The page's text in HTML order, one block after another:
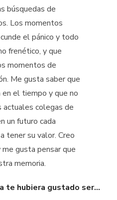
búsquedas de
Los momentos
el pánico y todo
frenético, y que
momentos de
Me gusta saber que
el tiempo y que no
colegas de
un futuro cada
tener su valor. Creo
gusta pensar que
memoria.
te hubiera gustado ser…